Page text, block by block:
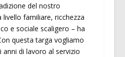
del nostro
familiare, ricchezza
e sociale scaligero – ha
questa targa vogliamo
anni di lavoro al servizio